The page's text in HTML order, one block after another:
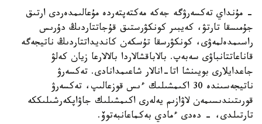
- مۇنداي تەكسەرۋگە جەكە مەكتەپتەردە مۇعالىمدەردى ارتىق
جۇمىسقا تارتۋ، كەيبىر كونكۋرستىق قۇجاتتاردىڭ دۇرىس
راسىمدەلمەۋى، كونكۋرسقا تۇسكەن كانديداتتاردىڭ ناتيجەگە
قاناعاتتانباۋى سەبەپ. بالاباقشالاردا بالالارعا زيان كەلۋ
جاعدايلارى بويىنشا اتا-انالار شاعىمدانادى. تەكسەرۋ
ناتيجەسىندە 30 اكىمشىلىك ءىس قوزعالىپ، تەكسەرۋ
قورىتىندىسىمەن لاۋازىم يەلەرى اكىمشىلىك جاۋاپكەرشىلىككە
تارتىلدى، - دەدى ءمادي بەكماعانبەتوۆ.